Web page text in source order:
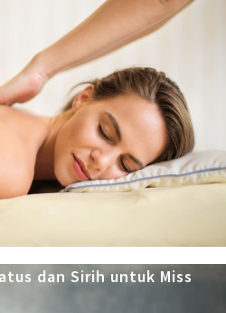
dan Sirih untuk Miss